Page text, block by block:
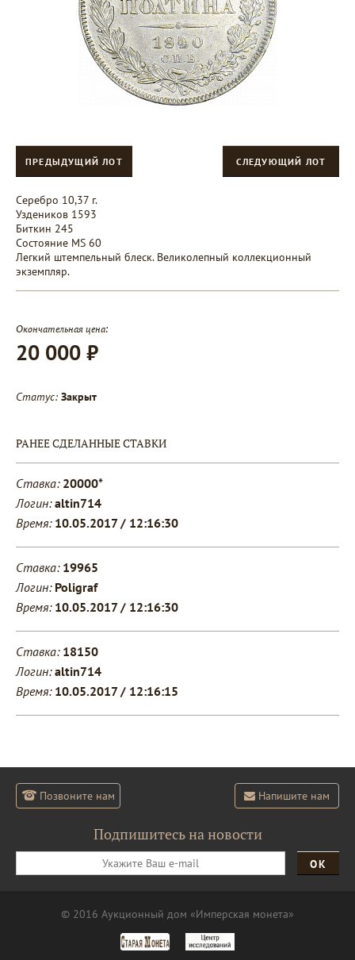
ПРЕДЫДУЩИЙ ЛОТ СЛЕДУЮЩИЙ ЛОТ
Серебро 10,37 г.
Уздеников 1593
Биткин 245
Состояние MS 60
Легкий штемпельный блеск. Великолепный коллекционный
экземпляр.
Окончательная цена:
20 000 ₽
Статус: Закрыт
РАНЕЕ СДЕЛАННЫЕ СТАВКИ
Ставка: 20000*
Логин: altin714
Время: 10.05.2017 / 12:16:30
Ставка: 19965
Логин: Poligraf
Время: 10.05.2017 / 12:16:30
Ставка: 18150
Логин: altin714
Время: 10.05.2017 / 12:16:15
Позвоните нам Напишите нам
Подпишитесь на новости
ОК
© 2016 Аукционный дом «Имперская монета»